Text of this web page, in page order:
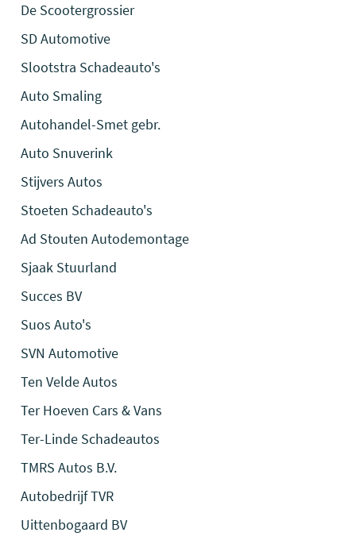
De Scootergrossier
SD Automotive
Slootstra Schadeauto's
Auto Smaling
Autohandel-Smet gebr.
Auto Snuverink
Stijvers Autos
Stoeten Schadeauto's
Ad Stouten Autodemontage
Sjaak Stuurland
Succes BV
Suos Auto's
SVN Automotive
Ten Velde Autos
Ter Hoeven Cars & Vans
Ter-Linde Schadeautos
TMRS Autos B.V.
Autobedrijf TVR
Uittenbogaard BV